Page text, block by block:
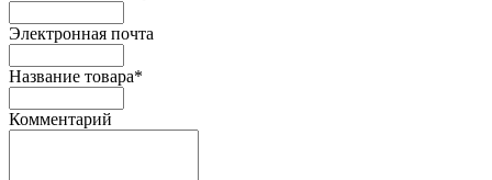
Электронная почта
Название товара*
Комментарий